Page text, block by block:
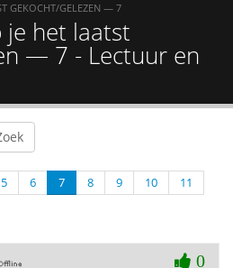
GEKOCHT/GELEZEN — 7
je het laatst
— 7 - Lectuur en
5 6 7 8 9 10
11
0